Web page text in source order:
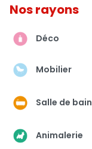
Nos rayons
Déco
Mobilier
Salle de bain
Animalerie